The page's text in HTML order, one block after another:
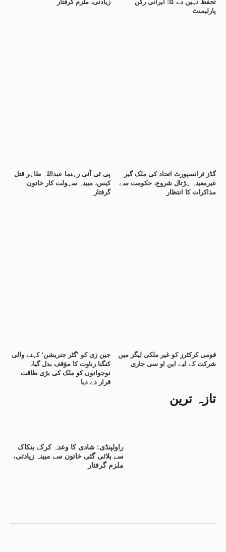
تازہ ترین
راولپنڈی: شادی کا وعدہ کرکے بنکاک
سے بلائی گئی خاتون سے مبینہ زیادتی،
ملزم گرفتار
زیادتی، ملزم گرفتار
تحفظ نہیں دے گا: ایرانی رکن
پارلیمنٹ
پی ٹی آئی رہنما عبداللہ طاہر قتل
کیس، مبینہ سہولت کار خاتون
گرفتار
گڈز ٹرانسپورٹ اتحاد کی ملک گیر
غیرمعینہ ہڑتال شروع، حکومت سے
مذاکرات کا انتظار
جین زی کو ’گٹر جنریشن‘ کہنے والی
کنگنا رناوت کا مؤقف بدل گیا،
نوجوانوں کو ملک کی بڑی طاقت
قرار دے دیا
قومی کرکٹرز کو غیر ملکی لیگز میں
شرکت کے لیے این او سی جاری